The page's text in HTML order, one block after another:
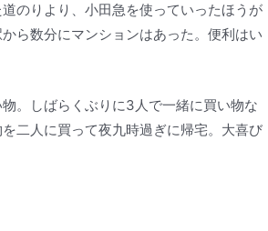
のりより、小田急を使っていったほうが
ら数分にマンションはあった。便利はい
。しばらくぶりに3人で一緒に買い物な
二人に買って夜九時過ぎに帰宅。大喜び